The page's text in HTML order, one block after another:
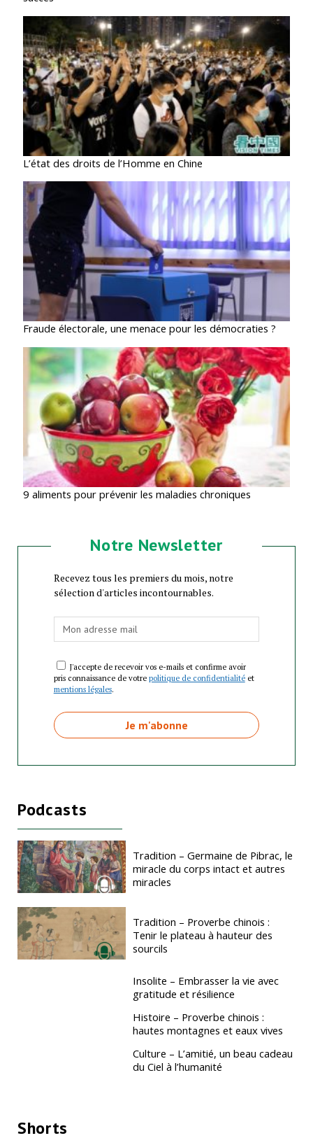
L’état des droits de l’Homme en Chine
Fraude électorale, une menace pour les démocraties ?
9 aliments pour prévenir les maladies chroniques
Notre Newsletter
Recevez tous les premiers du mois, notre
sélection d'articles incontournables.
J'accepte de recevoir vos e-mails et confirme avoir
pris connaissance de votre politique de confidentialitéet
mentions légales.
Podcasts
Tradition – Germaine de Pibrac, le
miracle du corps intact et autres
miracles
Tradition – Proverbe chinois :
Tenir le plateau à hauteur des
sourcils
Insolite – Embrasser la vie avec
gratitude et résilience
Histoire – Proverbe chinois :
hautes montagnes et eaux vives
Culture – L’amitié, un beau cadeau
du Ciel à l’humanité
Shorts